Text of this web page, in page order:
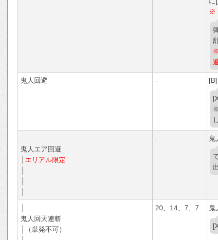
※
鬼人回避 - [B]
鬼人エア回避
エリアル限定
- 鬼
鬼人回天連斬
│（単発不可）
20、14、7、7 鬼